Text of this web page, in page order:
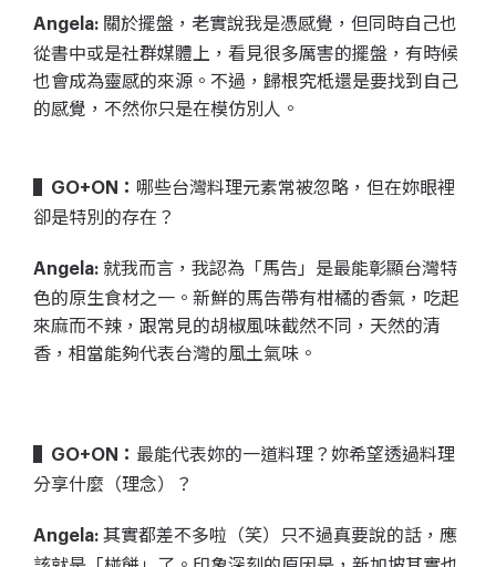
Angela: 關於擺盤，老實說我是憑感覺，但同時自己也
從書中或是社群媒體上，看見很多厲害的擺盤，有時候
也會成為靈感的來源。不過，歸根究柢還是要找到自己
的感覺，不然你只是在模仿別人。
▌GO+ON： 哪些台灣料理元素常被忽略，但在妳眼裡
卻是特別的存在？
Angela: 就我而言，我認為「馬告」是最能彰顯台灣特
色的原生食材之一。新鮮的馬告帶有柑橘的香氣，吃起
來麻而不辣，跟常見的胡椒風味截然不同，天然的清
香，相當能夠代表台灣的風土氣味。
▌GO+ON： 最能代表妳的一道料理？妳希望透過料理
分享什麼（理念）？
Angela: 其實都差不多啦（笑）只不過真要說的話，應